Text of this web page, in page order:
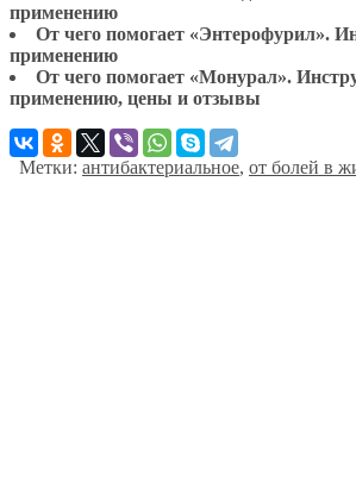
применению
От чего помогает «Энтерофурил».
применению
От чего помогает «Монурал».
применению, цены и отзывы
Метки: антибактериальное, от болей в